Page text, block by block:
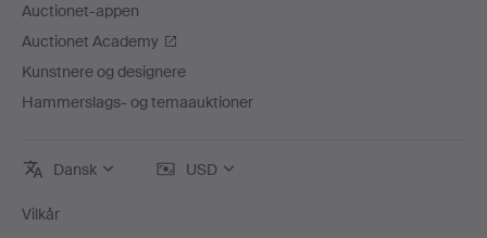
Auctionet-appen
Auctionet Academy
Kunstnere og designere
Hammerslags- og temaauktioner
Dansk USD
Vilkår